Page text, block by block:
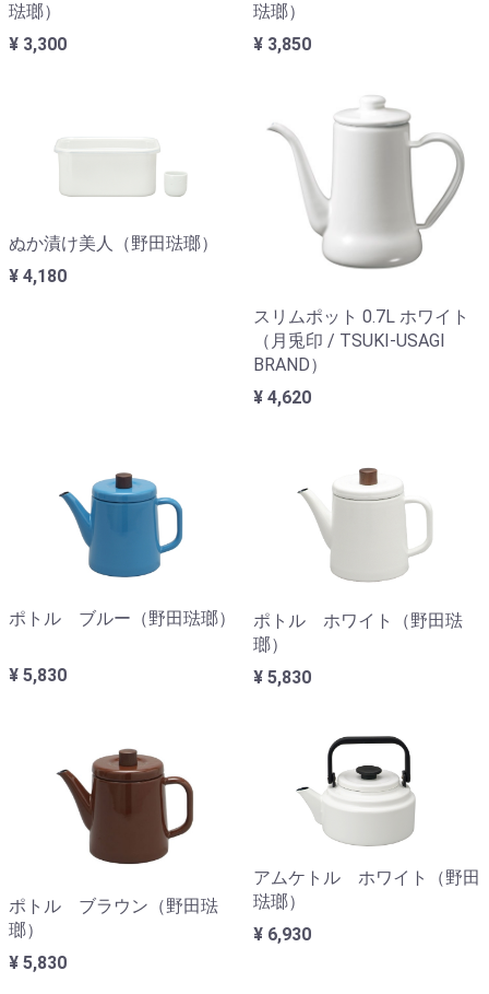
琺瑯）
¥ 3,300
琺瑯）
¥ 3,850
ぬか漬け美人（野田琺瑯）
¥ 4,180
スリムポット 0.7L ホワイト
（月兎印 / TSUKI-USAGI
BRAND）
¥ 4,620
ポトル ブルー（野田琺瑯）
¥ 5,830
ポトル ホワイト（野田琺
瑯）
¥ 5,830
ポトル ブラウン（野田琺
瑯）
¥ 5,830
アムケトル ホワイト（野田
琺瑯）
¥ 6,930